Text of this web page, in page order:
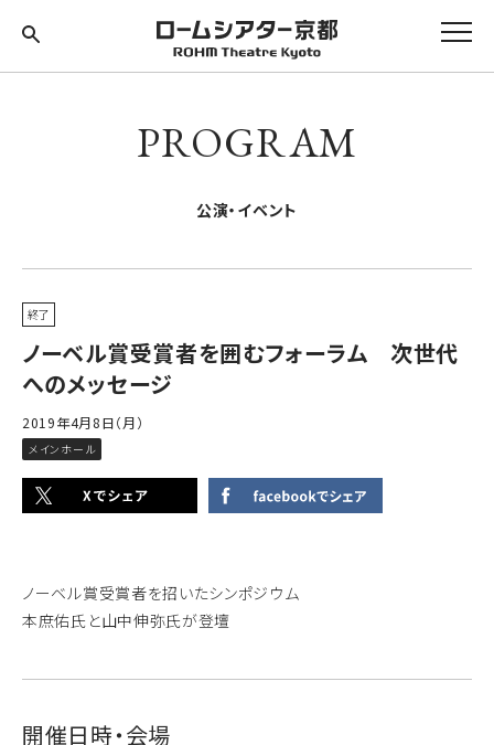
PROGRAM
公演・イベント
終了
ノーベル賞受賞者を囲むフォーラム 次世代
へのメッセージ
2019年4月8日（月）
メインホール
ノーベル賞受賞者を招いたシンポジウム
本庶佑氏と山中伸弥氏が登壇
開催日時・会場